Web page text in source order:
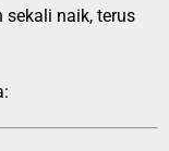
sekali naik, terus